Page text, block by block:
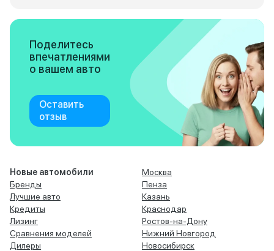
Поделитесь
впечатлениями
о вашем авто
Оставить
отзыв
Новые автомобили
Бренды
Лучшие авто
Кредиты
Лизинг
Сравнения моделей
Дилеры
Москва
Пенза
Казань
Краснодар
Ростов-на-Дону
Нижний Новгород
Новосибирск